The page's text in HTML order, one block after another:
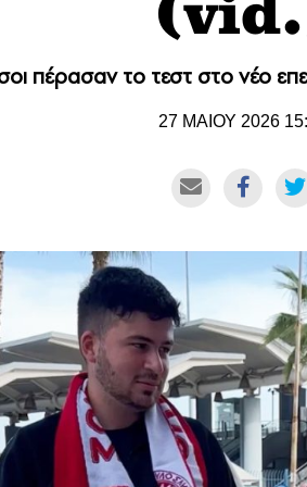
πέρασαν το τεστ στο νέο
27 ΜΑΙΟΥ 2026